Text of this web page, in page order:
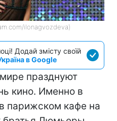
ilonagvozdeva)
Додай змісту своїй
в Google
празднуют
кино. Именно в
парижском кафе на